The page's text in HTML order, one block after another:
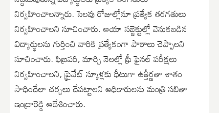
నిర్వహించాలన్నారు. సెలవు రోజుల్లోనూ ప్రత్యేక తరగతులు
నిర్వహించాలని సూచించారు. ఆయా సబ్జెక్టుల్లో వెనుకబడిన
విద్యార్థులను గుర్తించి వారికి ప్రత్యేకంగా పాఠాలు చెప్పాలని
సూచించారు. ఫిబ్రవరి, మార్చి నెలల్లో ఫ్రీ ఫైనల్ పరీక్షలు
నిర్వహించాలని, ప్రైవేట్ స్కూళ్లకు ధీటుగా ఉత్తీర్ణతా శాతం
సాధించేలా చర్చలు చేపట్టాలని అధికారులను మంత్రి సబితా
ఇంద్రారెడ్డి ఆదేశించారు.